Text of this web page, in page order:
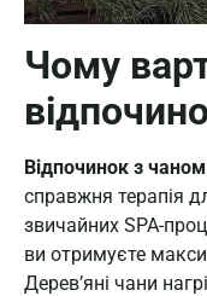
Чому
Відпочинок з чаном
справжня терапія
звичайних SPA-
ви отримуєте
Дерев’яні чани